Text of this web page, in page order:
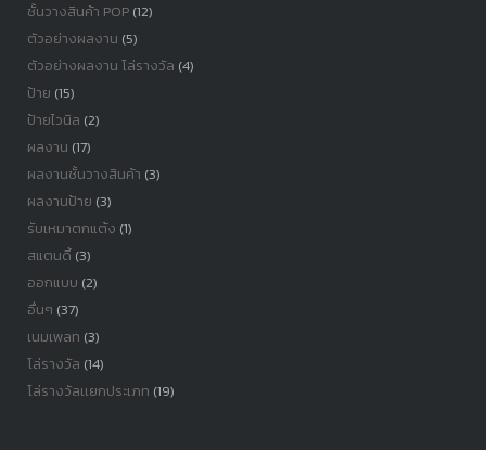
ชั้นวางสินค้า POP(12)
ตัวอย่างผลงาน (5)
ตัวอย่างผลงาน โล่รางวัล (4)
ป้าย (15)
ป้ายไวนิล (2)
ผลงาน (17)
ผลงานชั้นวางสินค้า (3)
ผลงานป้าย (3)
รับเหมาตกแต้ง (1)
สแตนดี้(3)
ออกแบบ (2)
อื่นๆ (37)
เนมเพลท (3)
โล่รางวัล (14)
โล่รางวัลเเยกประเภท (19)